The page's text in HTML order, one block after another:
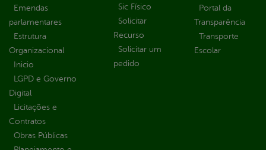
Emendas
parlamentares
Estrutura
Organizacional
Inicio
LGPD e Governo
Digital
Licitações e
Contratos
Obras Públicas
Sic Físico
Solicitar
Recurso
Solicitar um
pedido
Portal da
Transparência
Transporte
Escolar